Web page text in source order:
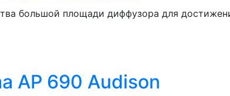
большой площади диффузора для
AP 690 Audison